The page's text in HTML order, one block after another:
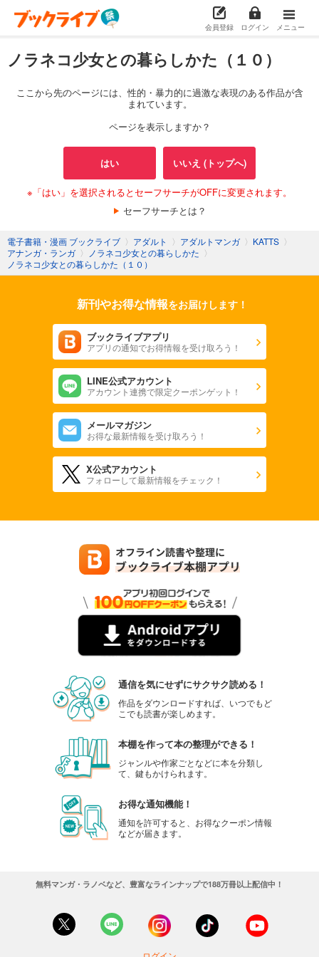
会員登録 ログイン メニュー
ノラネコ少女との暮らしかた（１０）
ここから先のページには、性的・暴力的に過激な表現のある作品が含
まれています。
ページを表示しますか？
はい いいえ (トップへ)
※「はい」を選択されるとセーフサーチがOFFに変更されます。
セーフサーチとは？
電子書籍・漫画 ブックライブ 〉 アダルト 〉 アダルトマンガ 〉 KATTS 〉
アナンガ・ランガ 〉 ノラネコ少女との暮らしかた 〉
ノラネコ少女との暮らしかた（１０）
新刊やお得な情報をお届けします！
ブックライブアプリ
アプリの通知でお得情報を受け取ろう！
LINE公式アカウント
アカウント連携で限定クーポンゲット！
メールマガジン
お得な最新情報を受け取ろう！
X公式アカウント
フォローして最新情報をチェック！
通信を気にせずにサクサク読める！
作品をダウンロードすれば、いつでもど
こでも読書が楽しめます。
本棚を作って本の整理ができる！
ジャンルや作家ごとなどに本を分類し
て、鍵もかけられます。
お得な通知機能！
通知を許可すると、お得なクーポン情報
などが届きます。
無料マンガ・ラノベなど、豊富なラインナップで188万冊以上配信中！